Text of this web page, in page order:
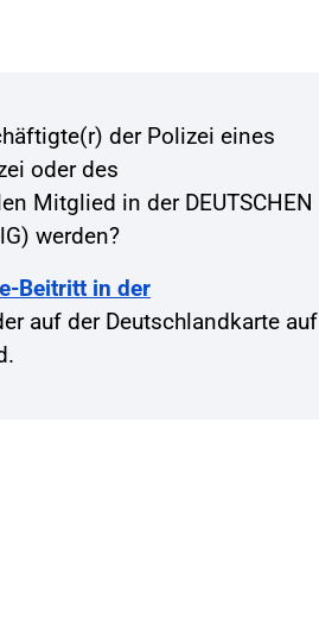
der Polizei eines
oder des
Mitglied in der DEUTSCHEN
werden?
Beitritt in der
auf der Deutschlandkarte auf